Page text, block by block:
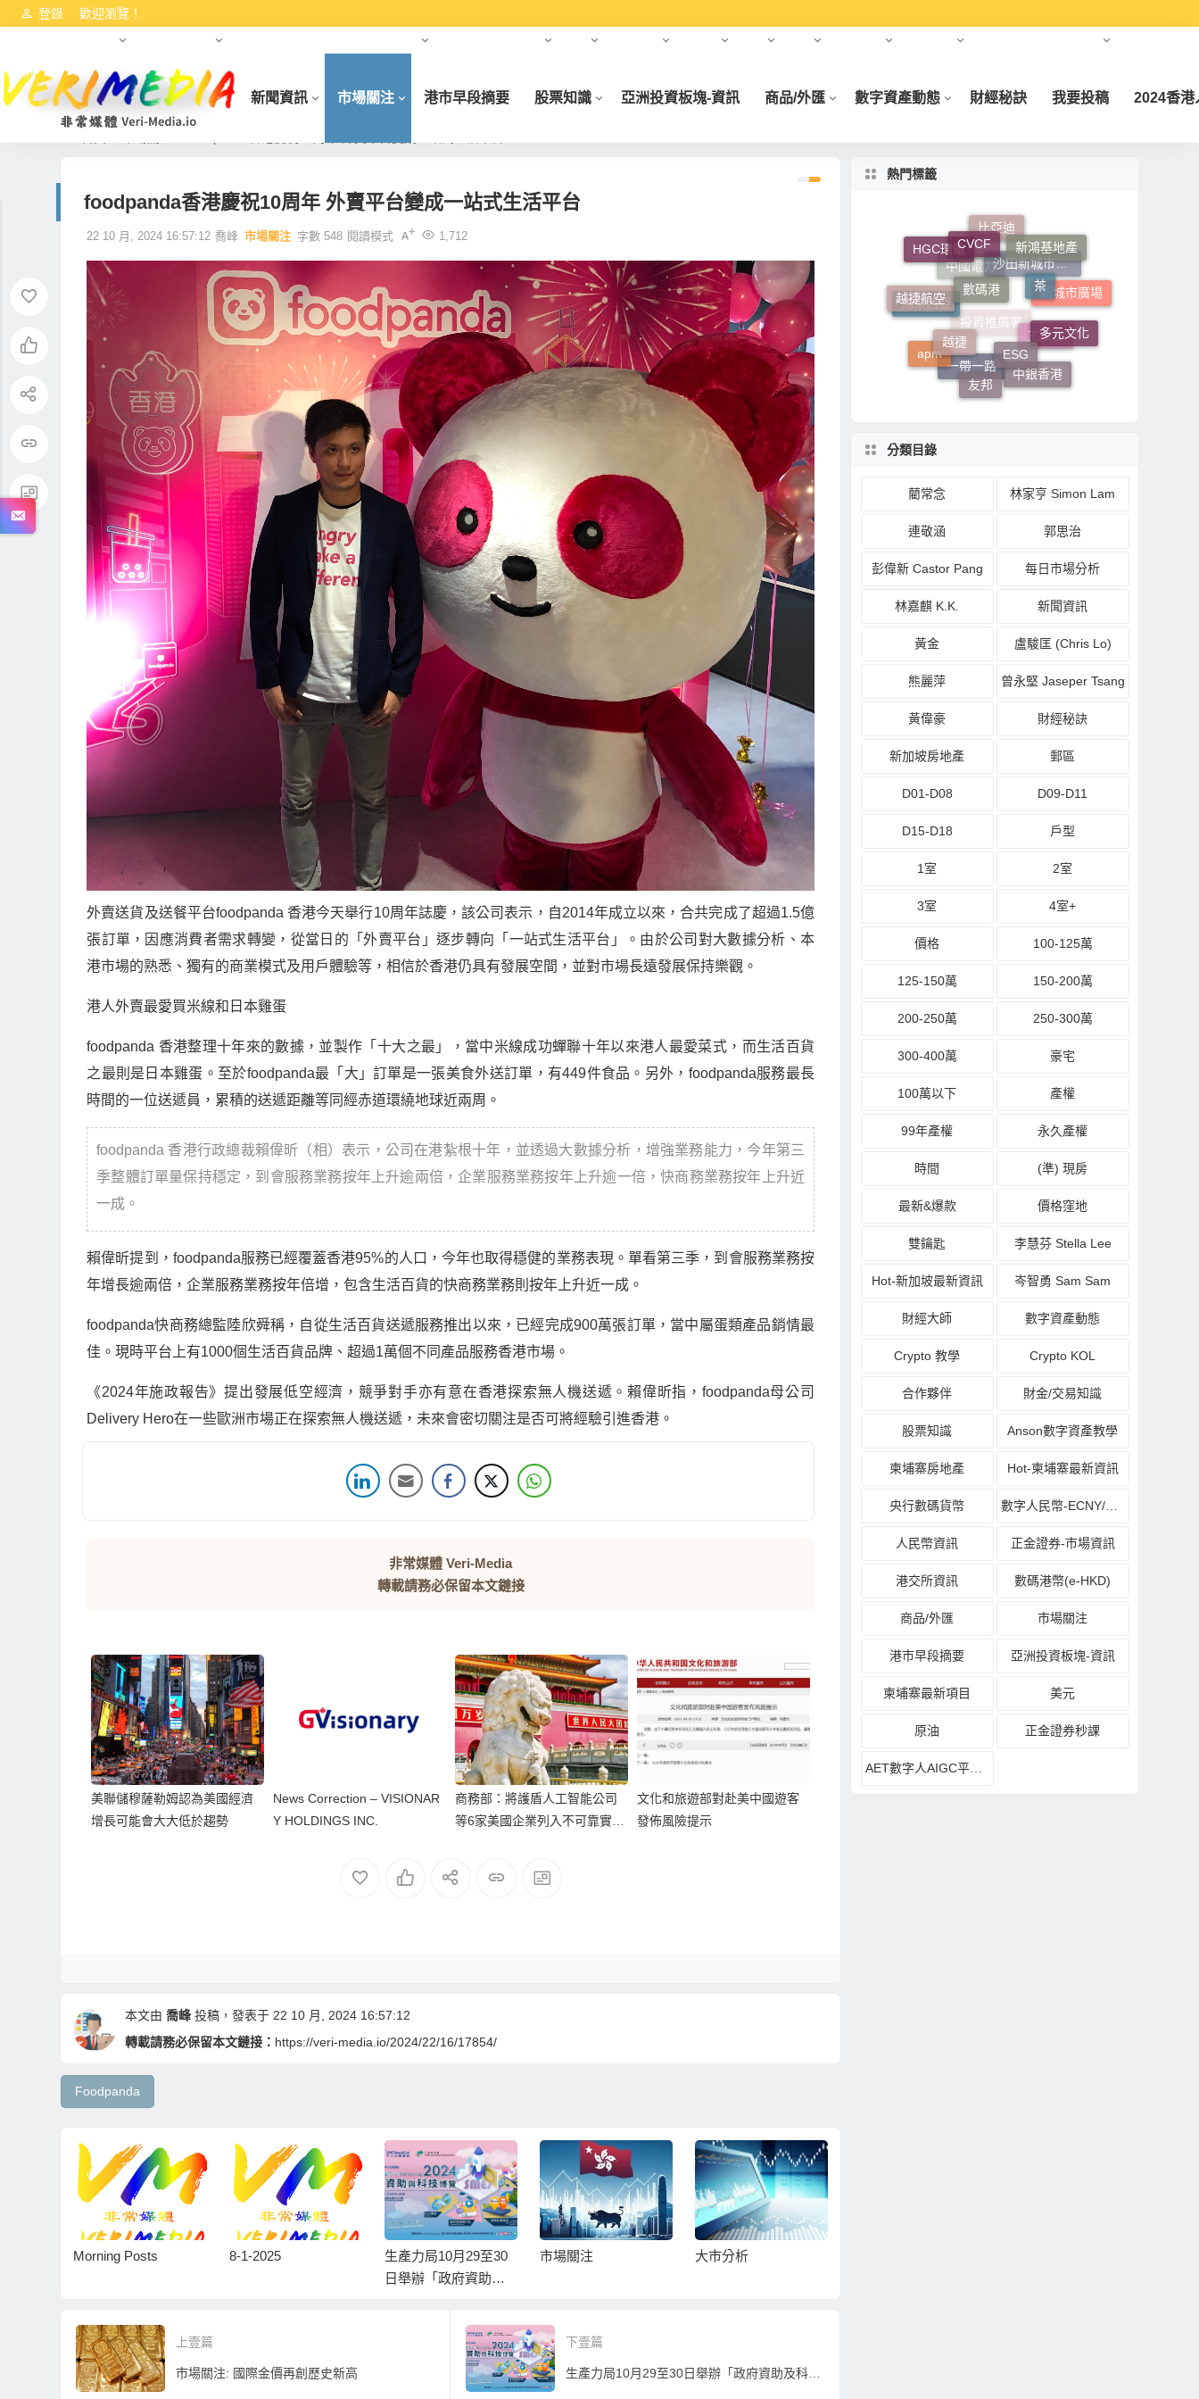
歡迎瀏覽！
登錄
新聞資訊 市場關注 港市早段摘要 股票知識 亞洲投資板塊-資訊 商品/外匯 數字資產動態 財經秘訣 我要投稿 2024香港
foodpanda香港慶祝10周年 外賣平台變成一站式生活平台
22 10 月, 2024 16:57:12 喬峰 市場關注 1,712
字數 548 閱讀模式
外賣送貨及送餐平台foodpanda香港今天舉行10周年誌慶，該公司表示，自2014年成立以來，合共完成了超過1.5億
張訂單，因應消費者需求轉變，從當日的「外賣平台」逐步轉向「一站式生活平台」。由於公司對大數據分析、本
港市場的熟悉、獨有的商業模式及用戶體驗等，相信於香港仍具有發展空間，並對市場長遠發展保持樂觀。
港人外賣最愛買米線和日本雞蛋
foodpanda 香港整理十年來的數據，並製作「十大之最」，當中米線成功蟬聯十年以來港人最愛菜式，而生活百貨
之最則是日本雞蛋。至於foodpanda最「大」訂單是一張美食外送訂單，有449件食品。另外， foodpanda服務最長
時間的一位送遞員，累積的送遞距離等同經赤道環繞地球近兩周。
foodpanda 香港行政總裁賴偉昕（相）表示，公司在港紮根十年，並透過大數據分析，增強業務能力，今年第三
季整體訂單量保持穩定，到會服務業務按年上升逾兩倍，企業服務業務按年上升逾一倍，快商務業務按年上升近
一成。
賴偉昕提到， foodpanda服務已經覆蓋香港95%的人口，今年也取得穩健的業務表現。單看第三季，到會服務業務按
年增長逾兩倍，企業服務業務按年倍增，包含生活百貨的快商務業務則按年上升近一成。
foodpanda快商務總監陸欣舜稱，自從生活百貨送遞服務推出以來，已經完成900萬張訂單，當中屬蛋類產品銷情最
佳。現時平台上有1000個生活百貨品牌、超過1萬個不同產品服務香港市場。
《2024年施政報告》提出發展低空經濟，競爭對手亦有意在香港探索無人機送遞。賴偉昕指， foodpanda母公司
Delivery Hero在一些歐洲市場正在探索無人機送遞，未來會密切關注是否可將經驗引進香港。
非常媒體 Veri-Media
轉載請務必保留本文鏈接
美聯儲穆薩勒姆認為美國經濟
增長可能會大大低於趨勢
News Correction – VISIONAR
Y HOLDINGS INC.
商務部：將護盾人工智能公司
等6家美國企業列入不可靠實體
文化和旅遊部對赴美中國遊客
發佈風險提示
本文由喬峰 投稿，發表于 22 10 月, 2024 16:57:12
轉載請務必保留本文鏈接： https://veri-media.io/2024/22/16/17854/
Foodpanda
Morning Posts 8-1-2025
生產力局10月29至30
日舉辦「政府資助及
市場關注 大市分析
上壹篇
市場關注: 國際金價再創歷史新高
下壹篇
熱門標籤
一帶一路
投資推廣署 工展會
中銀香港
友邦
apm
馬來西亞
中國電力 沙田新城市廣場
新城市廣場
ESG
越捷
越捷航空
HGC環電
比亞迪 新鴻基地產
茶
數碼港
CVCF
分類目錄
藺常念 林家亨 Simon Lam
連敬涵 郭思治
彭偉新 Castor Pang 每日市場分析
林嘉麒 K.K. 新聞資訊
黃金 盧駿匡 (Chris Lo)
熊麗萍 曾永堅 Jaseper Tsang
黃偉豪 財經秘訣
新加坡房地產 郵區
D01-D08 D09-D11
D15-D18 戶型
1室 2室
3室 4室+
價格 100-125萬
125-150萬 150-200萬
200-250萬 250-300萬
300-400萬 豪宅
100萬以下 產權
99年產權 永久產權
時間 (準) 現房
最新&爆款 價格窪地
雙鑰匙 李慧芬 Stella Lee
Hot-新加坡最新資訊 岑智勇 Sam Sam
財經大師 數字資產動態
Crypto 教學 Crypto KOL
合作夥伴 財金/交易知識
股票知識 Anson數字資產教學
柬埔寨房地產 Hot-柬埔寨最新資訊
央行數碼貨幣 數字人民幣-ECNY/DCEP
人民幣資訊 正金證券-市場資訊
港交所資訊 數碼港幣(e-HKD)
商品/外匯 市場關注
港市早段摘要 亞洲投資板塊-資訊
柬埔寨最新項目 美元
原油 正金證券秒課
AET數字人AIGC平台發布會